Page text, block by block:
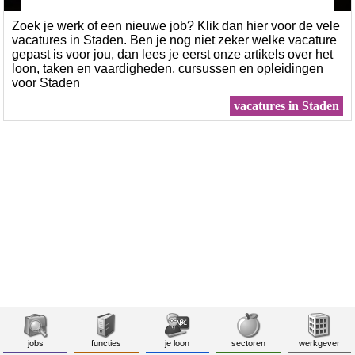
Zoek je werk of een nieuwe job? Klik dan hier voor de vele
vacatures in Staden. Ben je nog niet zeker welke vacature
gepast is voor jou, dan lees je eerst onze artikels over het
loon, taken en vaardigheden, cursussen en opleidingen
voor Staden
vacatures in Staden
jobs functies je loon sectoren werkgever